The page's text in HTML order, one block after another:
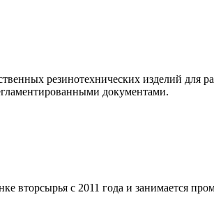
резинотехнических изделий для
документами.
с 2011 года и занимается